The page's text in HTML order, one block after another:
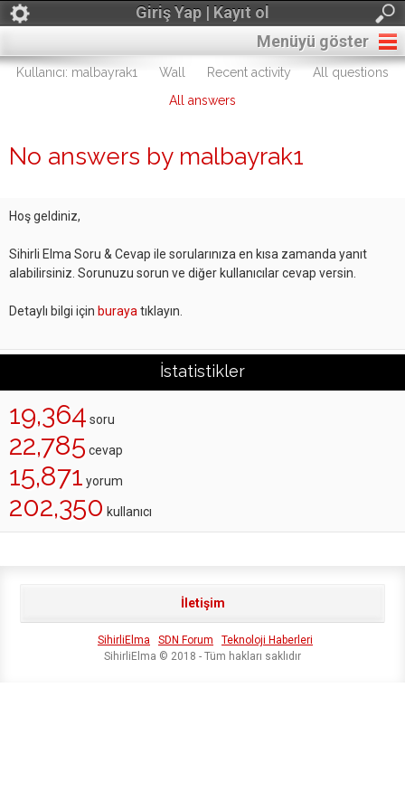
Giriş Yap | Kayıt ol
Menüyü göster
Kullanıcı: malbayrak1 Wall Recent activity
All questions
All answers
No answers by malbayrak1
Hoş geldiniz,
Sihirli Elma Soru & Cevap ile sorularınıza en kısa zamanda yanıt
alabilirsiniz. Sorunuzu sorun ve diğer kullanıcılar cevap versin.
Detaylı bilgi için buraya tıklayın.
İstatistikler
19,364 soru
22,785 cevap
15,871 yorum
202,350 kullanıcı
İletişim
SihirliElma SDN Forum
Teknoloji Haberleri
SihirliElma © 2018 - Tüm hakları saklıdır